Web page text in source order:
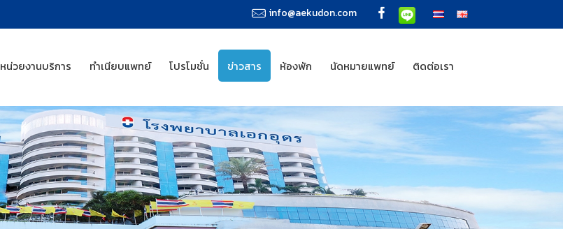
info@aekudon.com
หน่วยงานบริการ ทำเนียบแพทย์ โปรโมชั่น ข่าวสาร ห้องพัก นัดหมายแพทย์ ติดต่อเรา